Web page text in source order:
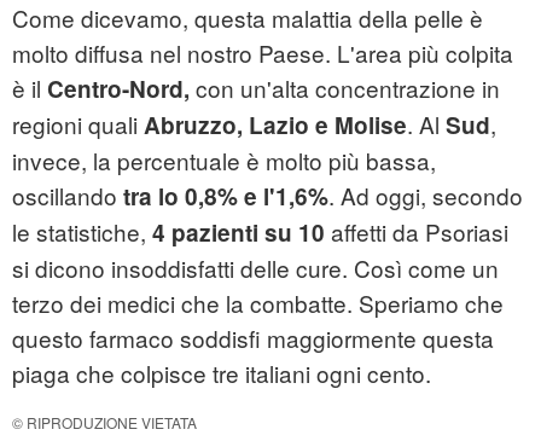
Come dicevamo, questa malattia della pelle è
molto diffusa nel nostro Paese. L'area più colpita
è il Centro-Nord, con un'alta concentrazione in
regioni quali Abruzzo, Lazio e Molise. Al Sud,
invece, la percentuale è molto più bassa,
oscillando tra lo 0,8% e l'1,6%. Ad oggi, secondo
le statistiche, 4 pazienti su 10 affetti da Psoriasi
si dicono insoddisfatti delle cure. Così come un
terzo dei medici che la combatte. Speriamo che
questo farmaco soddisfi maggiormente questa
piaga che colpisce tre italiani ogni cento.
© RIPRODUZIONE VIETATA